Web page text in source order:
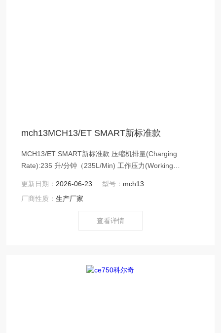
mch13MCH13/ET SMART新标准款
MCH13/ET SMART新标准款 压缩机排量(Charging
Rate):235 升/分钟（235L/Min) 工作压力(Working
钟(rpm)
更新日期： 2026-06-23 型号： mch13
厂商性质：生产厂家
查看详情